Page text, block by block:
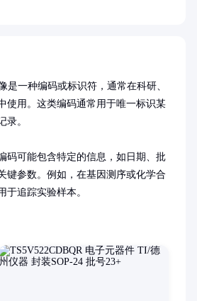
是一种编码或标识符，通常在科研、
使用。这类编码通常用于唯一标识某
录。
码可能包含特定的信息，如日期、批
键参数。例如，在基因测序或化学合
于追踪实验样本。